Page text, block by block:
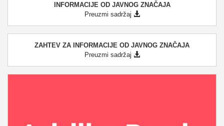
INFORMACIJE OD JAVNOG ZNAČAJA
Preuzmi sadržaj
ZAHTEV ZA INFORMACIJE OD JAVNOG ZNAČAJA
Preuzmi sadržaj